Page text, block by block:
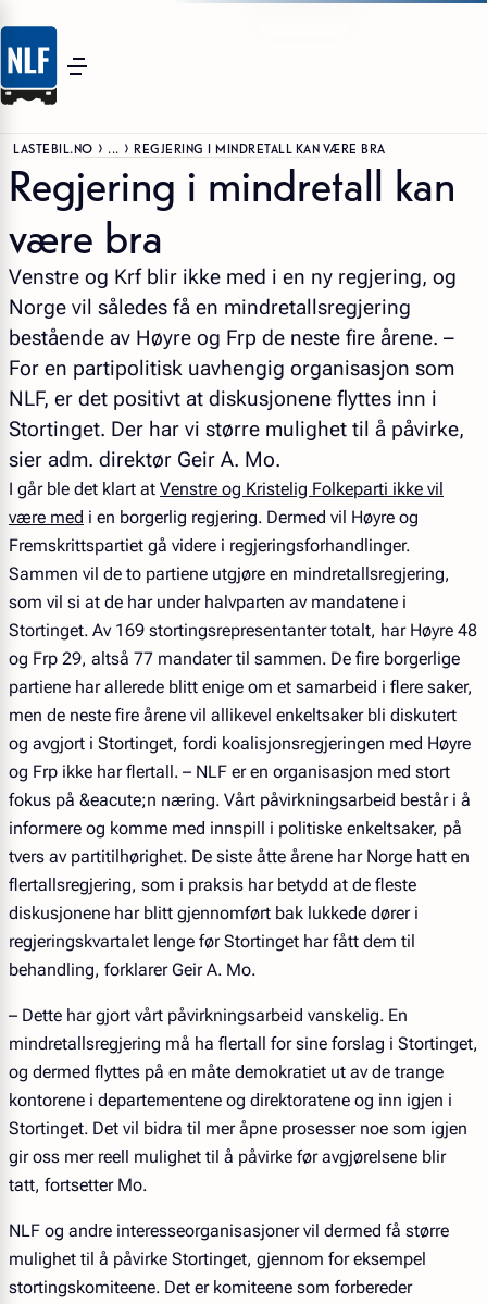
LASTEBIL.NO ... REGJERING I MINDRETALL KAN VÆRE BRA
Regjering i mindretall kan
være bra
Venstre og Krf blir ikke med i en ny regjering, og
Norge vil således få en mindretallsregjering
bestående av Høyre og Frp de neste fire årene. –
For en partipolitisk uavhengig organisasjon som
NLF, er det positivt at diskusjonene flyttes inn i
Stortinget. Der har vi større mulighet til å påvirke,
sier adm. direktør Geir A. Mo.
I går ble det klart at Venstre og Kristelig Folkeparti ikke vil
være med i en borgerlig regjering. Dermed vil Høyre og
Fremskrittspartiet gå videre i regjeringsforhandlinger.
Sammen vil de to partiene utgjøre en mindretallsregjering,
som vil si at de har under halvparten av mandatene i
Stortinget. Av 169 stortingsrepresentanter totalt, har Høyre 48
og Frp 29, altså 77 mandater til sammen. De fire borgerlige
partiene har allerede blitt enige om et samarbeid i flere saker,
men de neste fire årene vil allikevel enkeltsaker bli diskutert
og avgjort i Stortinget, fordi koalisjonsregjeringen med Høyre
og Frp ikke har flertall. – NLF er en organisasjon med stort
fokus på &eacute;n næring. Vårt påvirkningsarbeid består i å
informere og komme med innspill i politiske enkeltsaker, på
tvers av partitilhørighet. De siste åtte årene har Norge hatt en
flertallsregjering, som i praksis har betydd at de fleste
diskusjonene har blitt gjennomført bak lukkede dører i
regjeringskvartalet lenge før Stortinget har fått dem til
behandling, forklarer Geir A. Mo.
– Dette har gjort vårt påvirkningsarbeid vanskelig. En
mindretallsregjering må ha flertall for sine forslag i Stortinget,
og dermed flyttes på en måte demokratiet ut av de trange
kontorene i departementene og direktoratene og inn igjen i
Stortinget. Det vil bidra til mer åpne prosesser noe som igjen
gir oss mer reell mulighet til å påvirke før avgjørelsene blir
tatt, fortsetter Mo.
NLF og andre interesseorganisasjoner vil dermed få større
mulighet til å påvirke Stortinget, gjennom for eksempel
stortingskomiteene. Det er komiteene som forbereder